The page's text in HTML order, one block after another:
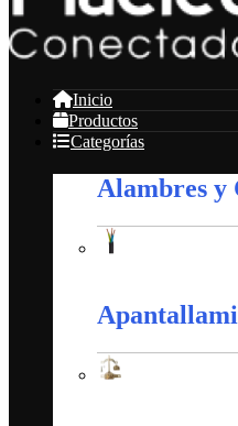
Inicio
Productos
Categorías
Alambres y